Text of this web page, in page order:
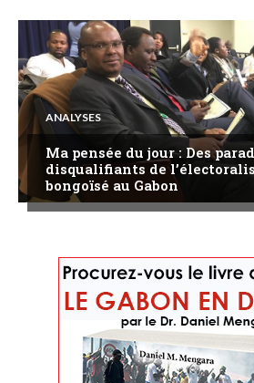
ANALYSES
Ma pensée du jour : Des
disqualifiants de
bongoïsé au Gabon